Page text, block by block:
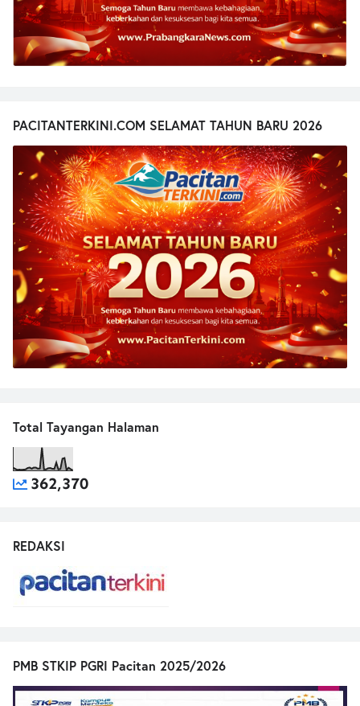
PACITANTERKINI.COM SELAMAT TAHUN BARU 2026
Total Tayangan Halaman
362,370
REDAKSI
PMB STKIP PGRI Pacitan 2025/2026